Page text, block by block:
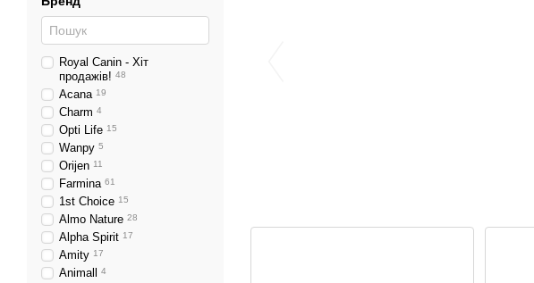
Royal Canin - Хіт
продажів! 48
Acana 19
Charm 4
Opti Life 15
Wanpy 5
Orijen 11
Farmina 61
1st Choice 15
Almo Nature 28
Alpha Spirit 17
Amity 17
Animall 4